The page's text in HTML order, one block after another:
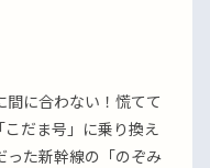
に合わない！慌てて
だま号」に乗り換え
った新幹線の「のぞみ